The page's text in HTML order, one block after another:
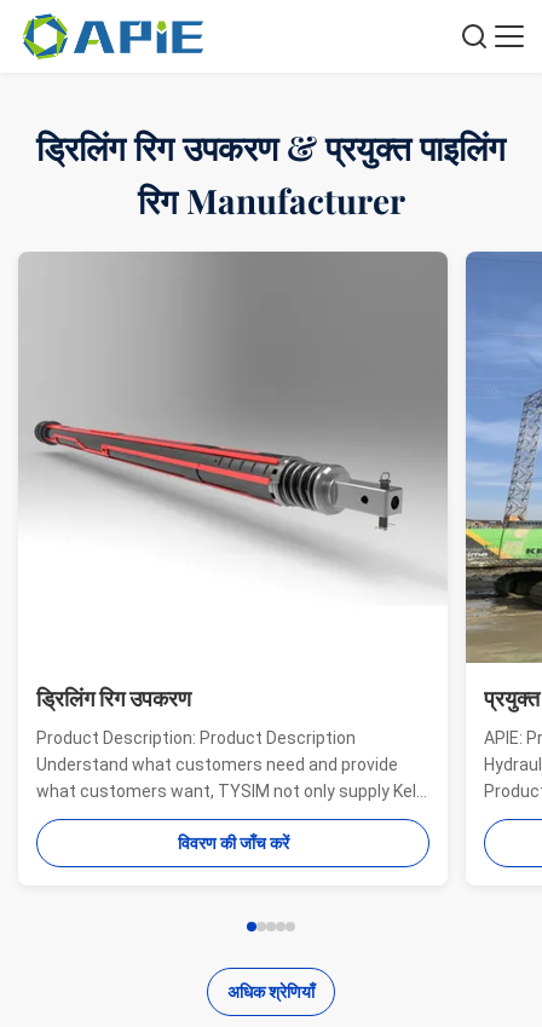
ड्रिलिंग रिग उपकरण & प्रयुक्त पाइलिंग
रिग Manufacturer
ड्रिलिंग रिग उपकरण
Product Description: Product Description
Understand what customers need and provide
what customers want, TYSIM not only supply Kelly
bars for drill rigs of world’s top brands, but also
provide one-stop solution for the world foundation
construction users. While providing customized
विवरण की जाँच करें
प्रयुक्त
APIE:
offer
अधिक श्रेणियाँ